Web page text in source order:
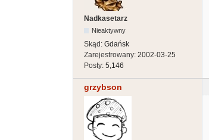
Nadkasetarz
Nieaktywny
Skąd: Gdańsk
Zarejestrowany: 2002-03-25
Posty: 5,146
grzybson